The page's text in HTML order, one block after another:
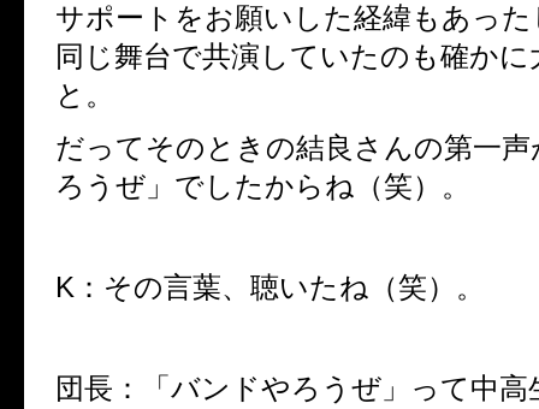
サポートをお願いした経緯もあっ
同じ舞台で共演していたのも確か
と。
だってそのときの結良さんの第一
ろうぜ」でしたからね（笑）。
K：その言葉、聴いたね（笑）。
団長：「バンドやろうぜ」って中